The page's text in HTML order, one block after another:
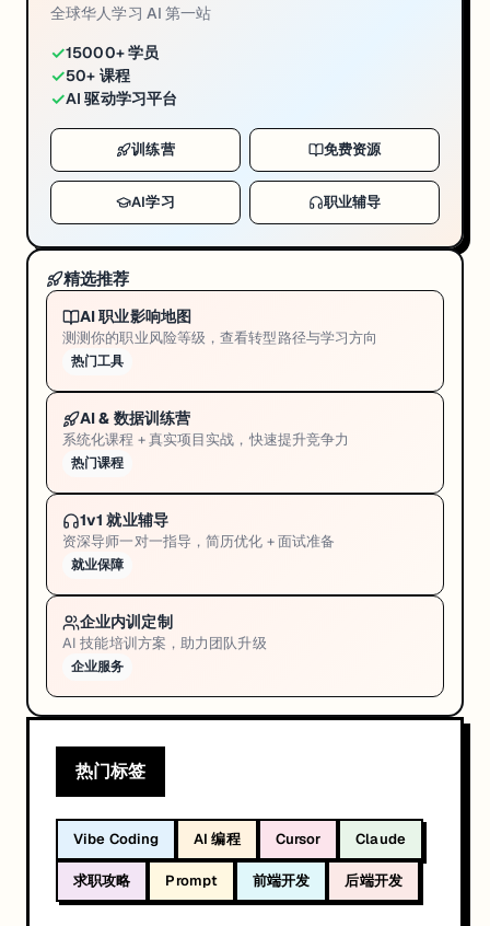
全球华人学习 AI 第一站
✓15000+ 学员
✓50+ 课程
✓AI 驱动学习平台
训练营 免费资源
AI学习 职业辅导
精选推荐
AI 职业影响地图
测测你的职业风险等级，查看转型路径与学习方向
热门工具
AI & 数据训练营
系统化课程 + 真实项目实战，快速提升竞争力
热门课程
1v1 就业辅导
资深导师一对一指导，简历优化 + 面试准备
就业保障
企业内训定制
AI 技能培训方案，助力团队升级
企业服务
热门标签
Vibe Coding AI 编程 Cursor Claude
求职攻略 Prompt 前端开发 后端开发